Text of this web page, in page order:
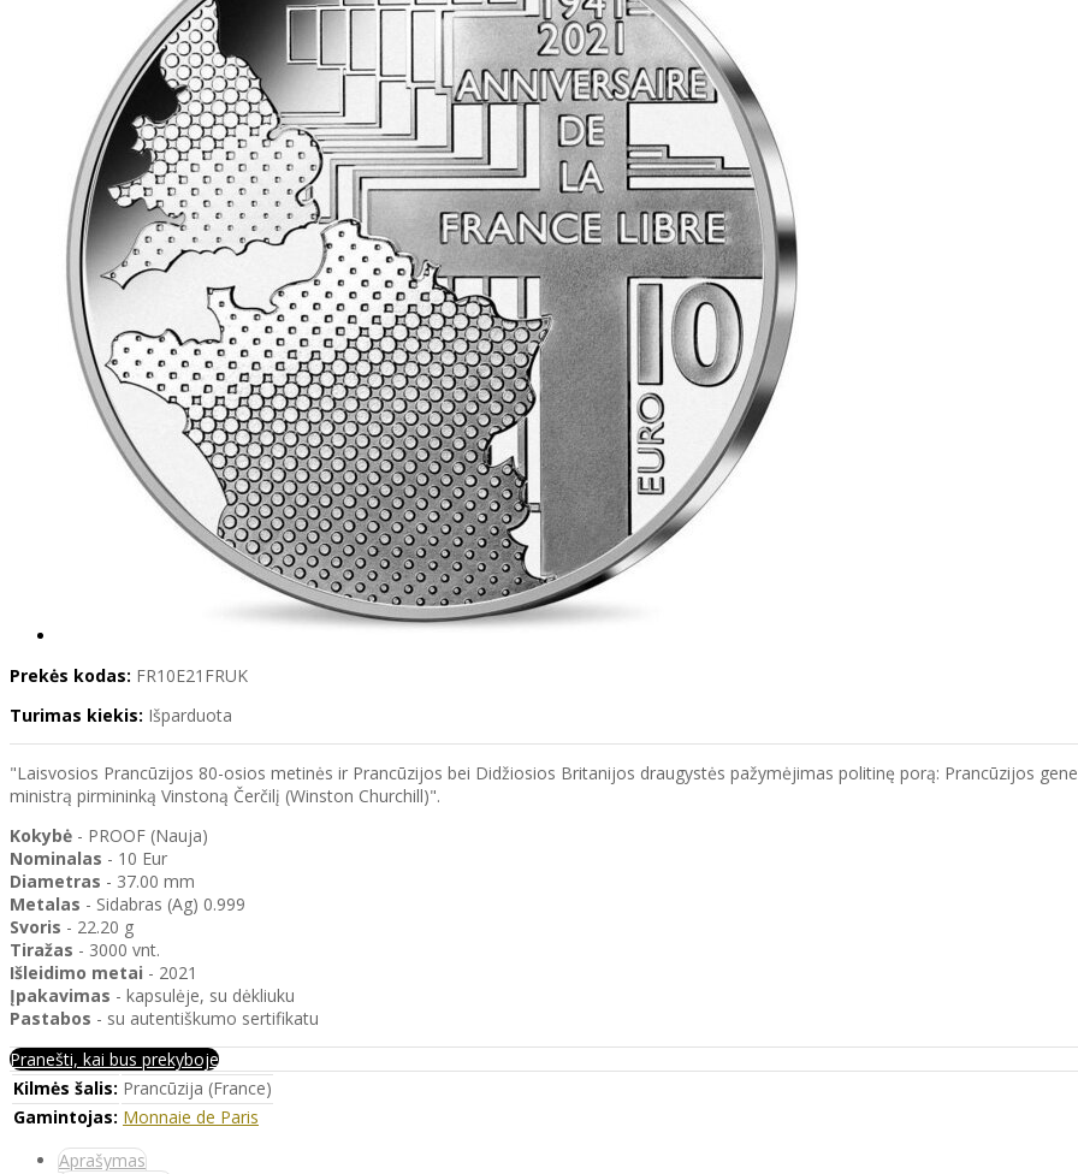
Prekės kodas: FR10E21FRUK
Turimas kiekis: Išparduota
"Laisvosios Prancūzijos 80-osios metinės ir Prancūzijos bei Didžiosios Britanijos draugystės pažymėjimas politinę porą: Prancūzijos
ministrą pirmininką Vinstoną Čerčilį (Winston Churchill)".
Kokybė - PROOF (Nauja)
Nominalas - 10 Eur
Diametras - 37.00 mm
Metalas - Sidabras (Ag) 0.999
Svoris - 22.20 g
Tiražas - 3000 vnt.
Išleidimo metai - 2021
Įpakavimas - kapsulėje, su dėkliuku
Pastabos - su autentiškumo sertifikatu
Pranešti, kai bus prekyboje
Kilmės šalis: Prancūzija (France)
Gamintojas: Monnaie de Paris
Aprašymas